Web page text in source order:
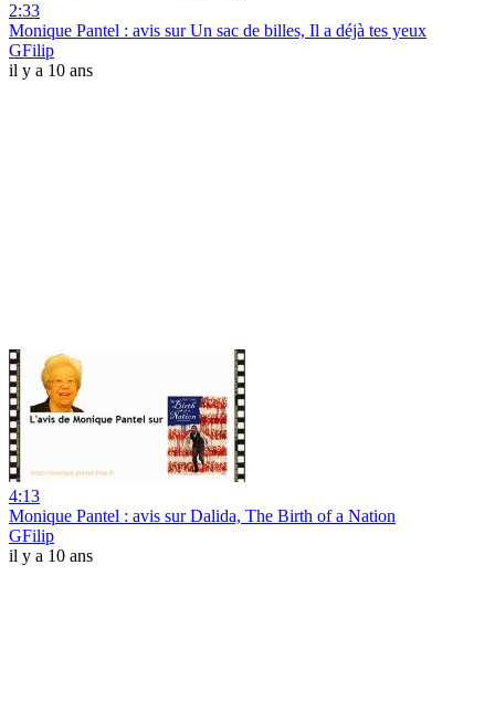
2:33
Monique Pantel : avis sur Un sac de billes, Il a déjà tes yeux
GFilip
il y a 10 ans
4:13
Monique Pantel : avis sur Dalida, The Birth of a Nation
GFilip
il y a 10 ans